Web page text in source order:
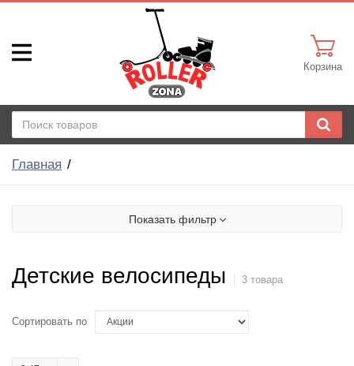
Корзина
Главная
Показать фильтр
Детские велосипеды 3 товара
Сортировать по